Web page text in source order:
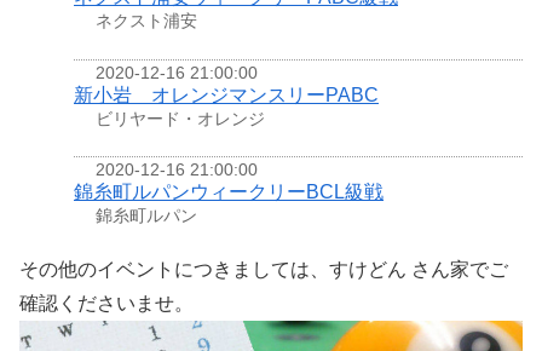
ネクスト浦安
2020-12-16 21:00:00
新小岩 オレンジマンスリーPABC
ビリヤード・オレンジ
2020-12-16 21:00:00
錦糸町ルパンウィークリーBCL級戦
錦糸町ルパン
その他のイベントにつきましては、すけどん さん家でご
確認くださいませ。